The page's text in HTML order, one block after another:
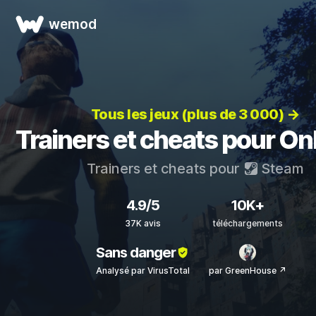
wemod
Tous les jeux (plus de 3 000) →
Trainers et cheats pour
Trainers et cheats pour Steam
4.9/5
37K avis
10K+
téléchargements
Sans danger
Analysé par VirusTotal par GreenHouse ↗